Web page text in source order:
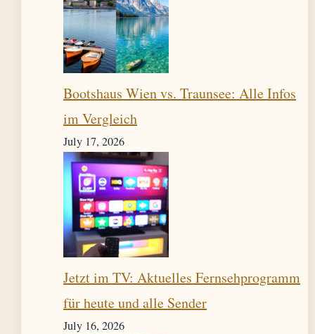
Bootshaus Wien vs. Traunsee: Alle Infos
im Vergleich
July 17, 2026
Jetzt im TV: Aktuelles Fernsehprogramm
für heute und alle Sender
July 16, 2026